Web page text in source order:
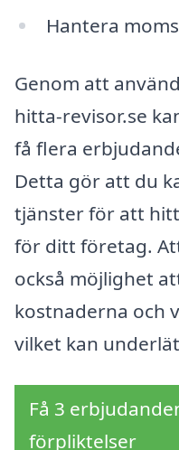
Hantera
Genom att
hitta-revisor.se
få flera
Detta gör att du
tjänster för att
för ditt företag.
också möjlighet
kostnaderna och
vilket kan
Få 3
förpliktelser